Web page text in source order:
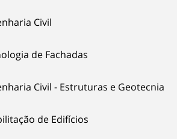
Civil
de Fachadas
Civil - Estruturas e Geotecnia
de Edifícios